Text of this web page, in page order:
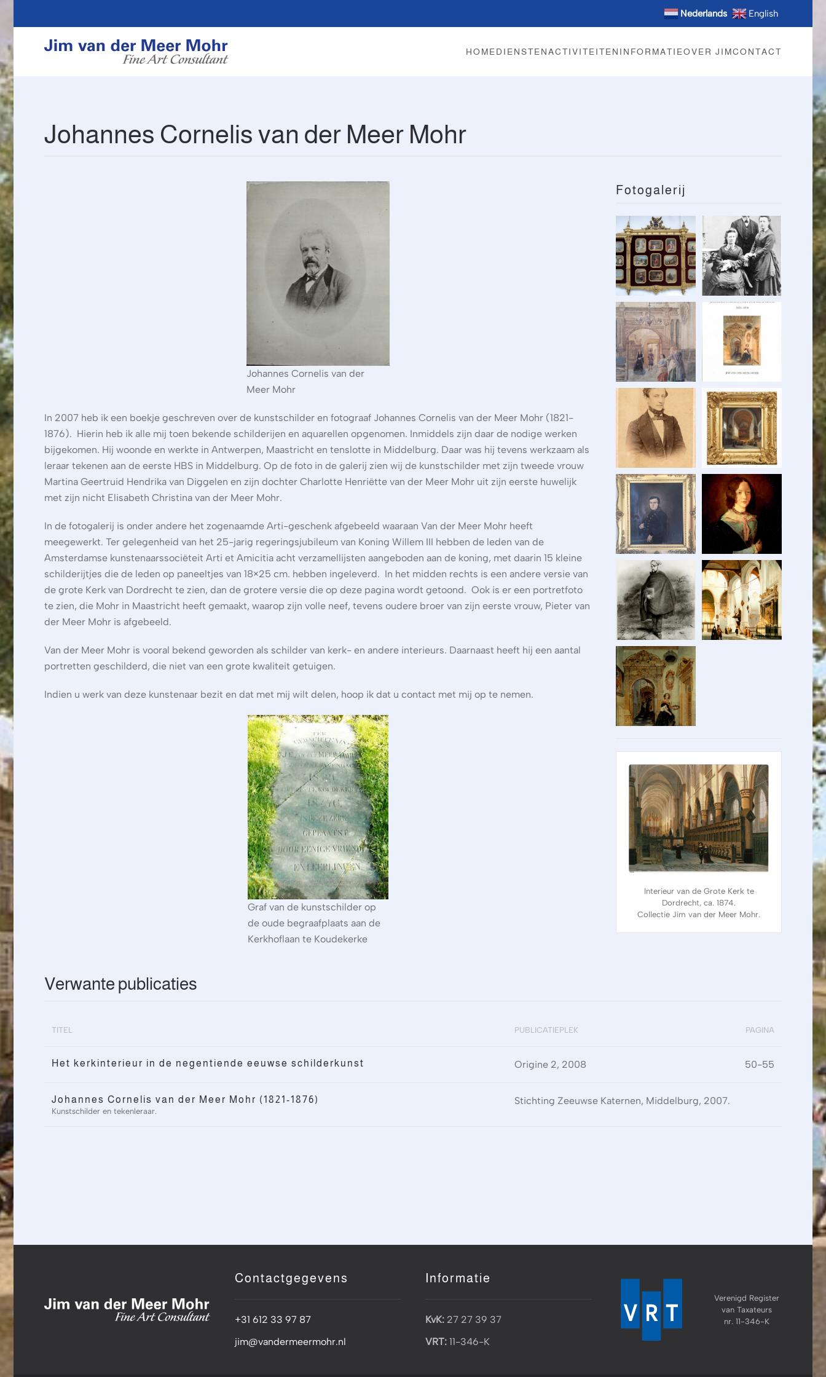
Overslaan en naar de inhoud gaan
Nederlands English
HOMEDIENSTENACTIVITEITEN INFORMATIEOVER JIMCONTACT
Johannes Cornelis van der Meer Mohr
Johannes Cornelis van der
Meer Mohr
In 2007 heb ik een boekje geschreven over de kunstschilder en fotograaf Johannes Cornelis van der Meer Mohr (1821-
1876). Hierin heb ik alle mij toen bekende schilderijen en aquarellen opgenomen. Inmiddels zijn daar de nodige werken
bijgekomen. Hij woonde en werkte in Antwerpen, Maastricht en tenslotte in Middelburg. Daar was hij tevens werkzaam als
leraar tekenen aan de eerste HBS in Middelburg. Op de foto in de galerij zien wij de kunstschilder met zijn tweede vrouw
Martina Geertruid Hendrika van Diggelen en zijn dochter Charlotte Henriëtte van der Meer Mohr uit zijn eerste huwelijk
met zijn nicht Elisabeth Christina van der Meer Mohr.
In de fotogalerij is onder andere het zogenaamde Arti-geschenk afgebeeld waaraan Van der Meer Mohr heeft
meegewerkt. Ter gelegenheid van het 25-jarig regeringsjubileum van Koning Willem III hebben de leden van de
Amsterdamse kunstenaarssociëteit Arti et Amicitia acht verzamellijsten aangeboden aan de koning, met daarin 15 kleine
schilderijtjes die de leden op paneeltjes van 18×25 cm. hebben ingeleverd. In het midden rechts is een andere versie van
de grote Kerk van Dordrecht te zien, dan de grotere versie die op deze pagina wordt getoond. Ook is er een portretfoto
te zien, die Mohr in Maastricht heeft gemaakt, waarop zijn volle neef, tevens oudere broer van zijn eerste vrouw, Pieter van
der Meer Mohr is afgebeeld.
Van der Meer Mohr is vooral bekend geworden als schilder van kerk- en andere interieurs. Daarnaast heeft hij een aantal
portretten geschilderd, die niet van een grote kwaliteit getuigen.
Indien u werk van deze kunstenaar bezit en dat met mij wilt delen, hoop ik dat u contact met mij op te nemen.
Graf van de kunstschilder op
de oude begraafplaats aan de
Kerkhoflaan te Koudekerke
Fotogalerij
Interieur van de Grote Kerk te
Dordrecht, ca. 1874.
Collectie Jim van der Meer Mohr.
Verwante publicaties
TITEL PUBLICATIEPLEK PAGINA
Het kerkinterieur in de negentiende eeuwse schilderkunst Origine 2, 2008 50-55
Johannes Cornelis van der Meer Mohr (1821-1876)
Kunstschilder en tekenleraar.
Stichting Zeeuwse Katernen, Middelburg, 2007.
Contactgegevens
+31 612 33 97 87
jim@vandermeermohr.nl
Informatie
KvK: 27 27 39 37
VRT: 11-346-K
Verenigd Register
van Taxateurs
nr. 11-346-K